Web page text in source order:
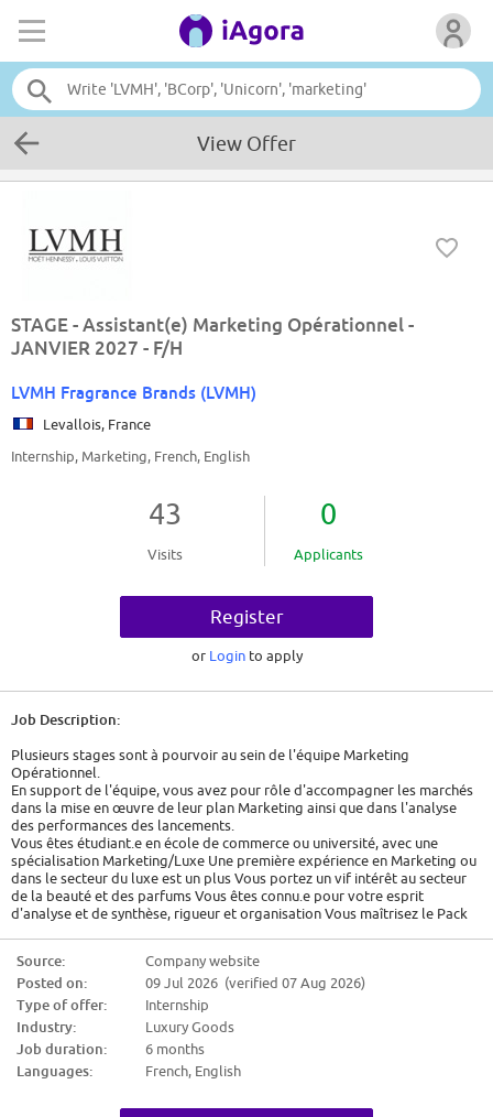
View Offer
STAGE - Assistant(e) Marketing Opérationnel -
JANVIER 2027 - F/H
LVMH Fragrance Brands (LVMH)
Levallois, France
Internship, Marketing, French, English
43
Visits
0
Applicants
Register
or Login to apply
Job Description:
Plusieurs stages sont à pourvoir au sein de l'équipe Marketing
Opérationnel.
En support de l'équipe, vous avez pour rôle d'accompagner les marchés
dans la mise en œuvre de leur plan Marketing ainsi que dans l'analyse
des performances des lancements.
Vous êtes étudiant.e en école de commerce ou université, avec une
spécialisation Marketing/Luxe Une première expérience en Marketing ou
dans le secteur du luxe est un plus Vous portez un vif intérêt au secteur
de la beauté et des parfums Vous êtes connu.e pour votre esprit
d'analyse et de synthèse, rigueur et organisation Vous maîtrisez le Pack
Source:
Company website
Posted on:
09 Jul 2026 (verified 07 Aug 2026)
Type of offer:
Internship
Industry:
Luxury Goods
Job duration:
6 months
Languages:
French, English